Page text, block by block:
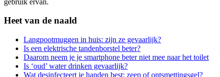
Heet van de naald
Langpootmuggen in huis: zijn ze gevaarlijk?
Is een elektrische tandenborstel beter?
Daarom neem je je smartphone beter niet mee naar het toilet
Is ‘oud’ water drinken gevaarlijk?
Wat desinfecteert je handen best: zeep of ontsmettingsgel?